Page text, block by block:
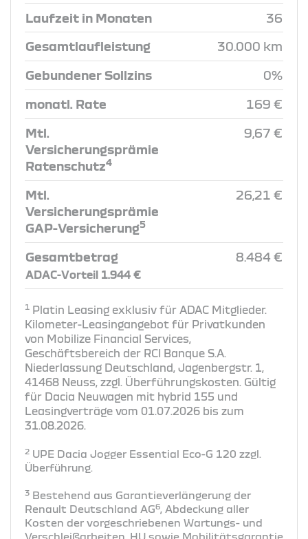
Laufzeit in Monaten 36
Gesamtlaufleistung 30.000 km
Gebundener Sollzins 0%
monatl. Rate 169 €
Mtl.
Versicherungsprämie
Ratenschutz4
9,67 €
Mtl.
Versicherungsprämie
GAP-Versicherung5
26,21 €
Gesamtbetrag
ADAC-Vorteil 1.944 €
8.484 €
1 Platin Leasing exklusiv für ADAC Mitglieder.
Kilometer-Leasingangebot für Privatkunden
von Mobilize Financial Services,
Geschäftsbereich der RCI Banque S.A.
Niederlassung Deutschland, Jagenbergstr. 1,
41468 Neuss, zzgl. Überführungskosten. Gültig
für Dacia Neuwagen mit hybrid 155 und
Leasingverträge vom 01.07.2026 bis zum
31.08.2026.
2 UPE Dacia Jogger Essential Eco-G 120 zzgl.
Überführung​.
3 Bestehend aus Garantieverlängerung der
Renault Deutschland AG6
, Abdeckung aller
Kosten der vorgeschriebenen Wartungs- und
Verschleißarbeiten, HU sowie Mobilitätsgarantie